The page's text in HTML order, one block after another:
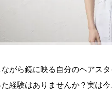
がら鏡に映る自分のヘアス
経験はありませんか？実は